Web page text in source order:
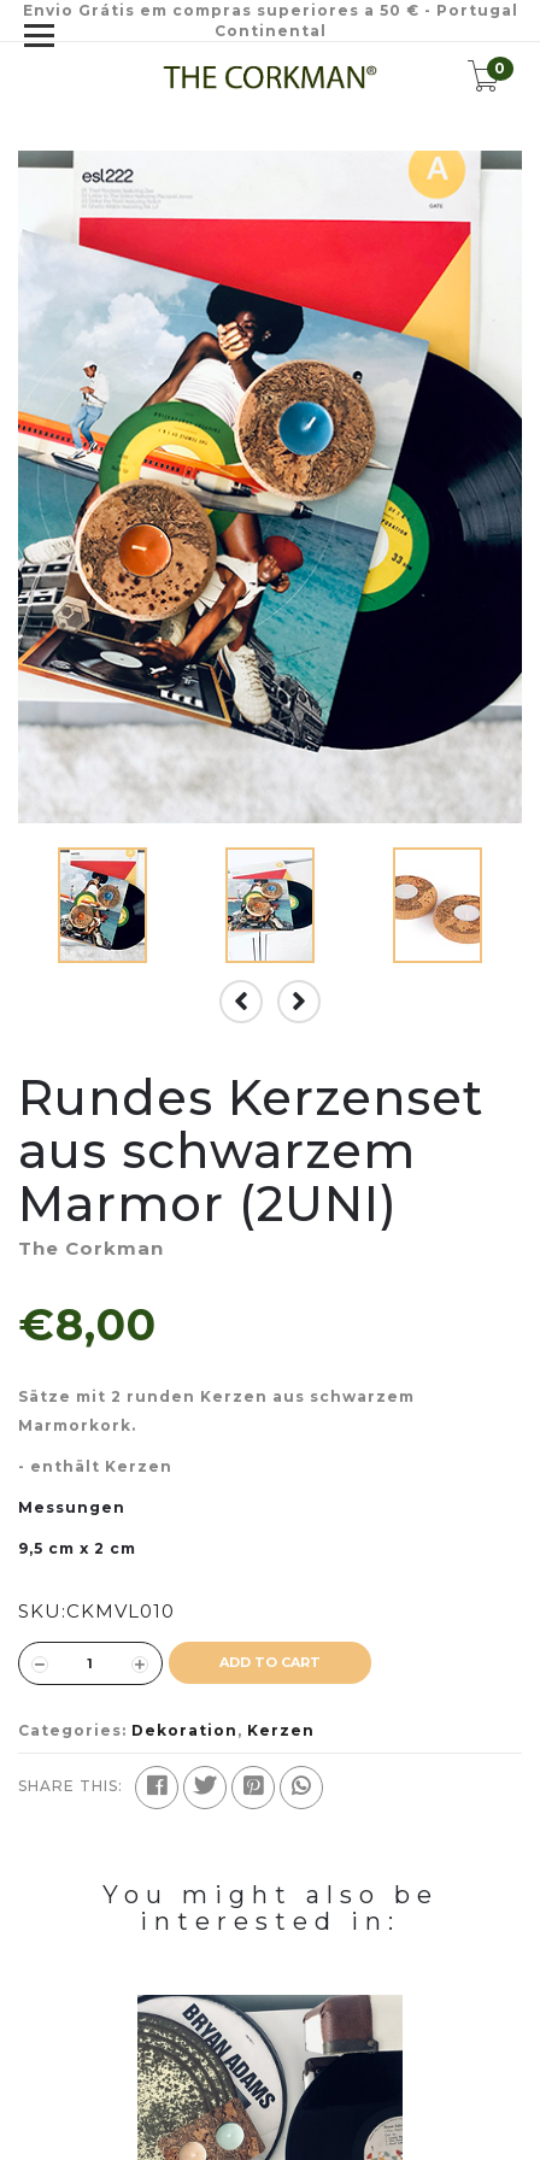
Envio Grátis em compras superiores a 50 € - Portugal
Continental
0
Rundes Kerzenset
aus schwarzem
Marmor (2UNI)
The Corkman
€8,00
Sätze mit 2 runden Kerzen aus schwarzem
Marmorkork.
- enthält Kerzen
Messungen
9,5 cm x 2 cm
SKU:CKMVL010
ADD TO CART
Categories: Dekoration , Kerzen
SHARE THIS:
You might also be
interested in: